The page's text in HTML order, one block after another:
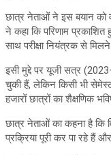
छात्र नेताओं ने इस बयान को
ने कहा कि परिणाम
साथ परीक्षा नियंत्रक से
इसी मुद्दे पर यूजी सत्र
चुकी हैं, लेकिन किसी भी
हजारों छात्रों का शैक्षणिक
छात्र नेताओं का कहना है कि
प्रक्रिया पूरी कर पा रहे हैं